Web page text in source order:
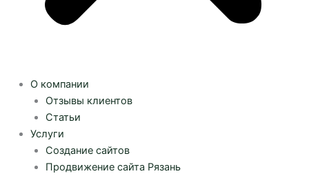
О компании
Отзывы клиентов
Статьи
Услуги
Создание сайтов
Продвижение сайта Рязань